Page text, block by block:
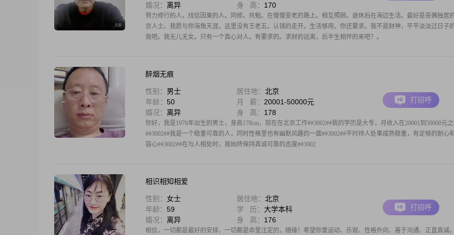
婚况： 离异 身 高： 170
努力修行的人。找信因果的人。同修。共勉。在慢慢变老的路上。相互照顾。退休后在海边生活。最好是丧偶独居
京人士。我愿与你海角天涯。这里没有王老五。认钱的走开。生活够用。你还要求。我不是财神，平平淡淡过日子
我吧。我无儿无女。只有一个真心对人。有要求的。求财的远离，后半生相伴的来吧？。
醉烟无痕
性别： 男士 居住地： 北京
年龄： 50 月 薪： 20001-50000元
婚况： 离异 身 高： 178
你好，我是1976年出生的男士，身高178cm，现在在北京工作##3002##我的学历是大专，月收入在20001到50000元之
##3002##我是一个稳重可靠的人，同时性格里也有幽默风趣的一面##3002##平时待人处事成熟稳重，有足够的耐心
容心##3002##在与人相处时，我始终保持真诚可靠的态度##3002
打招呼
相识相知相爱
性别： 女士 居住地： 北京
年龄： 59 学 历： 大学本科
婚况： 离异 身 高： 176
相信，一切都是最好的安排，一切都是命里注定的，随缘！希望你爱运动、乐观、性格外向、善于沟通、正直真诚
打招呼